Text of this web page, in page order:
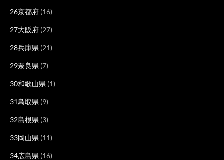
26京都府 (16)
27大阪府 (27)
28兵庫県 (21)
29奈良県 (7)
30和歌山県 (1)
31鳥取県 (9)
32島根県 (3)
33岡山県 (11)
34広島県 (16)